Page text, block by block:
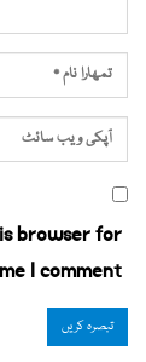
browser for
I comment.